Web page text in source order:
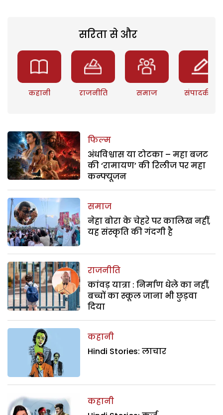
सरिता से और
कहानी राजनीति समाज संपादकीय
फिल्म
अंधविश्वास या टोटका – महा बजट
की ‘रामायण’ की रिलीज पर महा
कन्फ्यूजन
समाज
नेहा बोरा के चेहरे पर कालिख नहीं,
यह संस्कृति की गंदगी है
राजनीति
कांवड़ यात्रा : निर्माण धेले का नहीं,
बच्चों का स्कूल जाना भी छुड़वा
दिया
कहानी
Hindi Stories: लाचार
कहानी